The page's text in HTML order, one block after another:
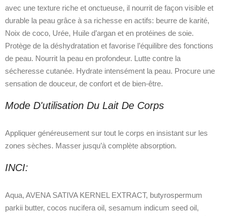
avec une texture riche et onctueuse, il nourrit de façon visible et
durable la peau grâce à sa richesse en actifs: beurre de karité,
Noix de coco, Urée, Huile d’argan et en protéines de soie.
Protège de la déshydratation et favorise l’équilibre des fonctions
de peau. Nourrit la peau en profondeur. Lutte contre la
sécheresse cutanée. Hydrate intensément la peau. Procure une
sensation de douceur, de confort et de bien-être.
Mode D'utilisation Du Lait De Corps
Appliquer généreusement sur tout le corps en insistant sur les
zones sèches. Masser jusqu’à complète absorption.
INCI:
Aqua, AVENA SATIVA KERNEL EXTRACT, butyrospermum
parkii butter, cocos nucifera oil, sesamum indicum seed oil,